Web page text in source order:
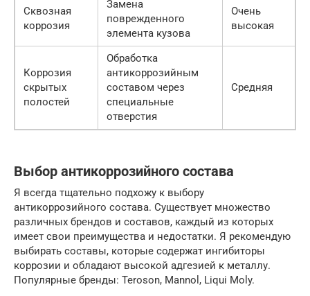
Сквозная
коррозия
Замена
поврежденного
элемента кузова
Очень
высокая
Коррозия
скрытых
полостей
Обработка
антикоррозийным
составом через
специальные
отверстия
Средняя
Выбор антикоррозийного состава
Я всегда тщательно подхожу к выбору
антикоррозийного состава. Существует множество
различных брендов и составов, каждый из которых
имеет свои преимущества и недостатки. Я рекомендую
выбирать составы, которые содержат ингибиторы
коррозии и обладают высокой адгезией к металлу.
Популярные бренды: Teroson, Mannol, Liqui Moly.